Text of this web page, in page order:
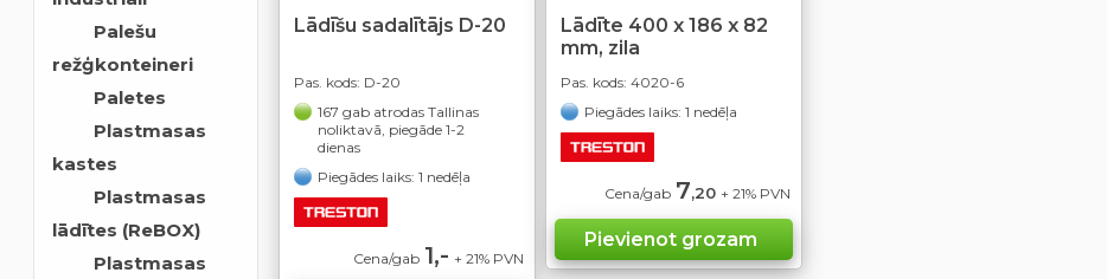
Palešu
režģkonteineri
Paletes
Plastmasas
kastes
Plastmasas
lādītes (ReBOX)
Plastmasas
Lādīšu sadalītājs D-20
Pas. kods: D-20
167 gab atrodas Tallinas
noliktavā, piegāde 1-2
dienas
Piegādes laiks: 1 nedēļa
Cena/gab 1,- + 21% PVN
Lādīte 400 x 186 x 82
mm, zila
Pas. kods: 4020-6
Piegādes laiks: 1 nedēļa
Cena/gab 7,20 + 21% PVN